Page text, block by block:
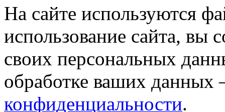
На сайте используются
использование сайта, вы
своих персональных
обработке ваших данных
конфиденциальности.